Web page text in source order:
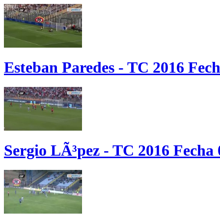
Esteban Paredes - TC 2016
Sergio LÃ³pez - TC 2016 Fecha